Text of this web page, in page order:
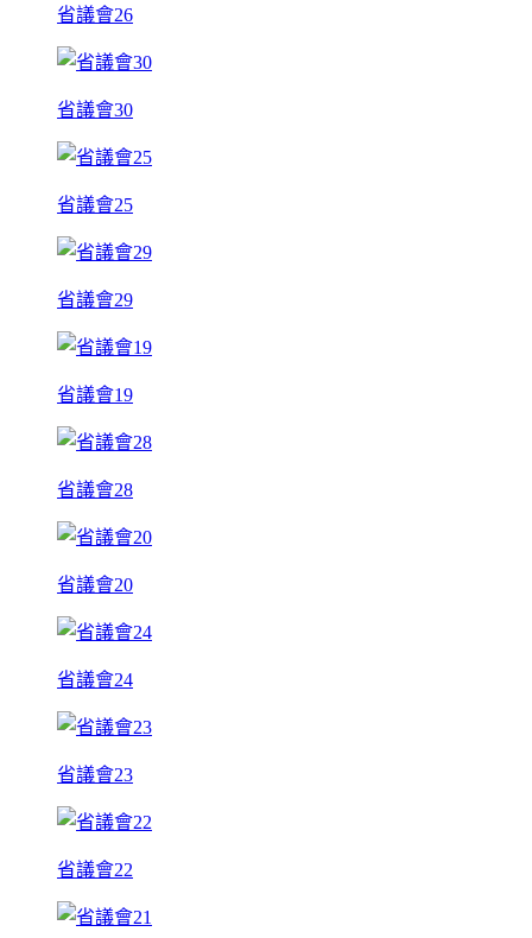
省議會26
省議會30
省議會25
省議會29
省議會19
省議會28
省議會20
省議會24
省議會23
省議會22